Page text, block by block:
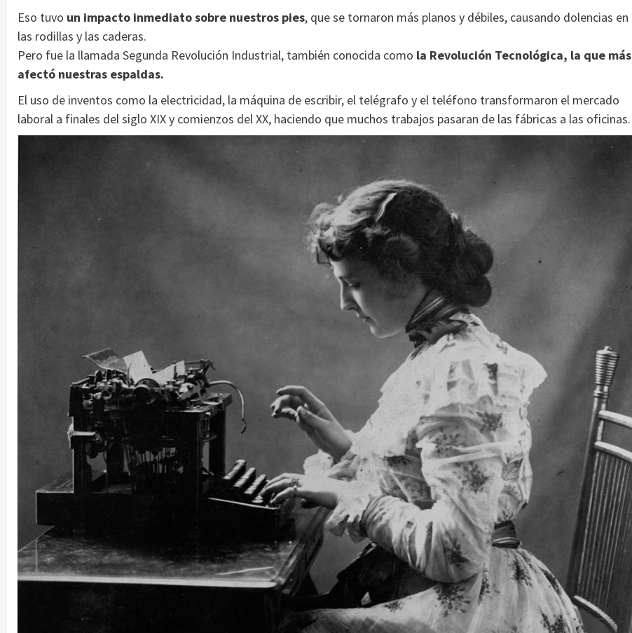
Eso tuvo un impacto inmediato sobre nuestros pies, que se tornaron más planos y débiles, causando dolencias en
las rodillas y las caderas.
Pero fue la llamada Segunda Revolución Industrial, también conocida como la Revolución Tecnológica, la que más
afectó nuestras espaldas.
El uso de inventos como la electricidad, la máquina de escribir, el telégrafo y el teléfono transformaron el mercado
laboral a finales del siglo XIX y comienzos del XX, haciendo que muchos trabajos pasaran de las fábricas a las oficinas.